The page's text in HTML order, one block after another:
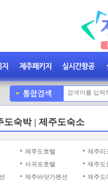
도숙박 | 제주도숙소
제주도호텔
제주리
서귀포호텔
제주도
제주바닷가펜션
제주도